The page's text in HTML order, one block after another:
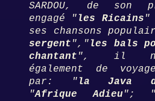
SARDOU, de son
engagé " les Ricains "
ses chansons
sergent "," les bals
chantant ", il
également de
par: " la Java
"Afrique Adieu"; "